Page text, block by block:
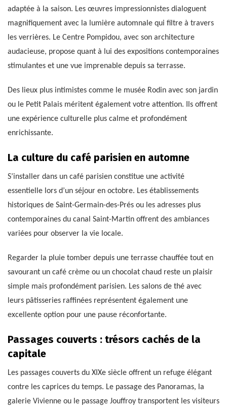
adaptée à la saison. Les œuvres impressionnistes dialoguent
magnifiquement avec la lumière automnale qui filtre à travers
les verrières. Le Centre Pompidou, avec son architecture
audacieuse, propose quant à lui des expositions contemporaines
stimulantes et une vue imprenable depuis sa terrasse.
Des lieux plus intimistes comme le musée Rodin avec son jardin
ou le Petit Palais méritent également votre attention. Ils offrent
une expérience culturelle plus calme et profondément
enrichissante.
La culture du café parisien en automne
S’installer dans un café parisien constitue une activité
essentielle lors d’un séjour en octobre. Les établissements
historiques de Saint-Germain-des-Prés ou les adresses plus
contemporaines du canal Saint-Martin offrent des ambiances
variées pour observer la vie locale.
Regarder la pluie tomber depuis une terrasse chauffée tout en
savourant un café crème ou un chocolat chaud reste un plaisir
simple mais profondément parisien. Les salons de thé avec
leurs pâtisseries raffinées représentent également une
excellente option pour une pause réconfortante.
Passages couverts : trésors cachés de la
capitale
Les passages couverts du XIXe siècle offrent un refuge élégant
contre les caprices du temps. Le passage des Panoramas, la
galerie Vivienne ou le passage Jouffroy transportent les visiteurs